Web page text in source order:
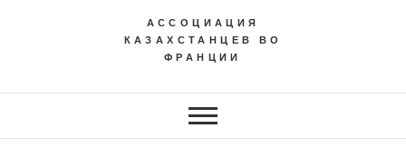
АССОЦИАЦИЯ
КАЗАХСТАНЦЕВ ВО
ФРАНЦИИ